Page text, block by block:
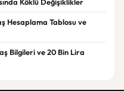
Hesaplama Tablosu ve
Bilgileri ve 20 Bin Lira